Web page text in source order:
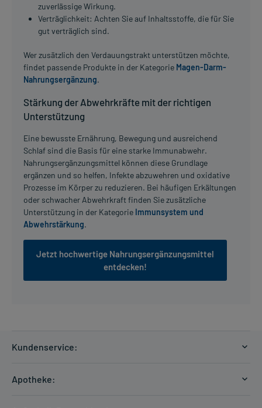
zuverlässige Wirkung.
Verträglichkeit: Achten Sie auf Inhaltsstoffe, die für Sie
gut verträglich sind.
Wer zusätzlich den Verdauungstrakt unterstützen möchte,
findet passende Produkte in der Kategorie Magen-Darm-
Nahrungsergänzung.
Stärkung der Abwehrkräfte mit der richtigen
Unterstützung
Eine bewusste Ernährung, Bewegung und ausreichend
Schlaf sind die Basis für eine starke Immunabwehr.
Nahrungsergänzungsmittel können diese Grundlage
ergänzen und so helfen, Infekte abzuwehren und oxidative
Prozesse im Körper zu reduzieren. Bei häufigen Erkältungen
oder schwacher Abwehrkraft finden Sie zusätzliche
Unterstützung in der Kategorie Immunsystem und
Abwehrstärkung.
Jetzt hochwertige Nahrungsergänzungsmittel
entdecken!
Kundenservice:
Zahlungsarten
Apotheke: